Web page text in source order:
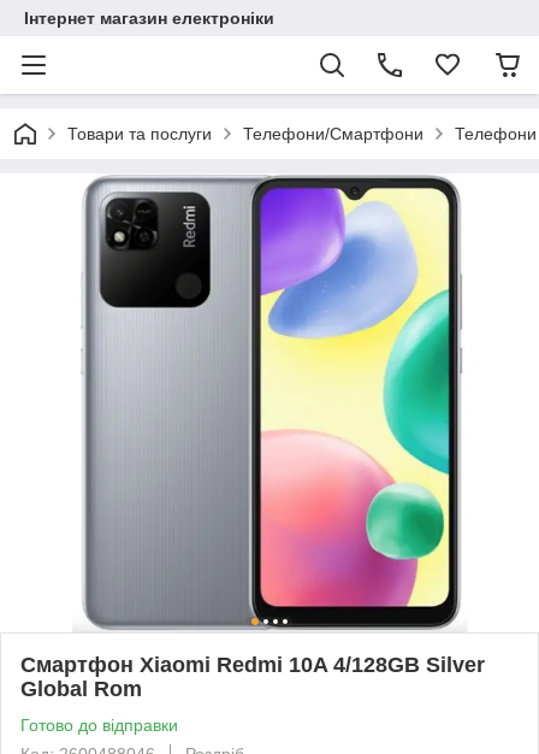
Інтернет магазин електроніки
Товари та послуги Телефони/Смартфони
Смартфон Xiaomi Redmi 10A 4/128GB Silver
Global Rom
Готово до відправки